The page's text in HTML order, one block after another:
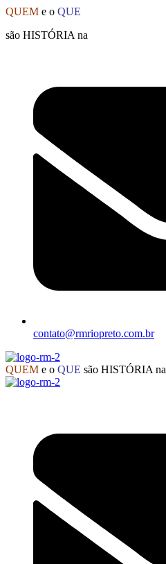
Ir
o
QUEM e o QUE
são HISTÓRIA na
contato@rmriopreto.com.br
QUEM e o QUE são HISTÓRIA na